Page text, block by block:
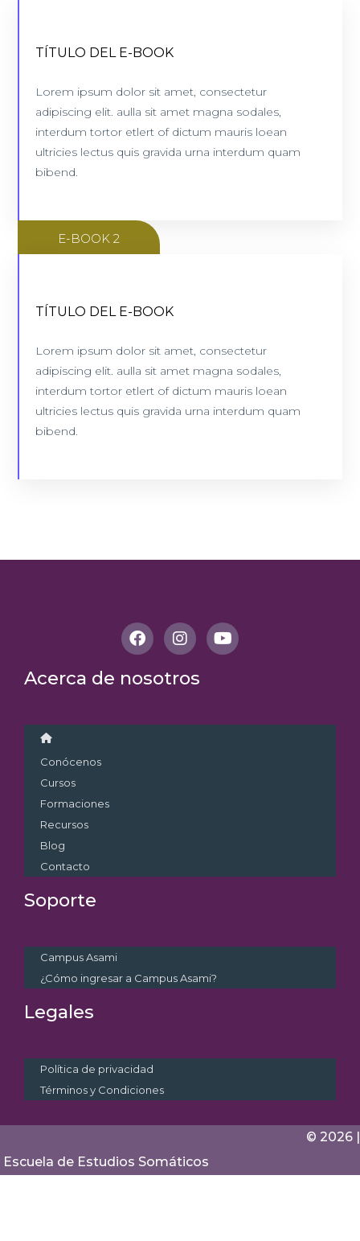
TÍTULO DEL E-BOOK
Lorem ipsum dolor sit amet, consectetur
adipiscing elit. aulla sit amet magna sodales,
interdum tortor etlert of dictum mauris loean
ultricies lectus quis gravida urna interdum quam
bibend.
INFORMACIÓN SECUNDARIA
99 páginas
VER E-BOOK
E-BOOK 2
TÍTULO DEL E-BOOK
Lorem ipsum dolor sit amet, consectetur
adipiscing elit. aulla sit amet magna sodales,
interdum tortor etlert of dictum mauris loean
ultricies lectus quis gravida urna interdum quam
bibend.
INFORMACIÓN SECUNDARIA
99 páginas
VER E-BOOK
Acerca de nosotros
Conócenos
Cursos
Formaciones
Recursos
Blog
Contacto
Soporte
Campus Asami
¿Cómo ingresar a Campus Asami?
Legales
Política de privacidad
Términos y Condiciones
© 2026 |
Escuela de Estudios Somáticos